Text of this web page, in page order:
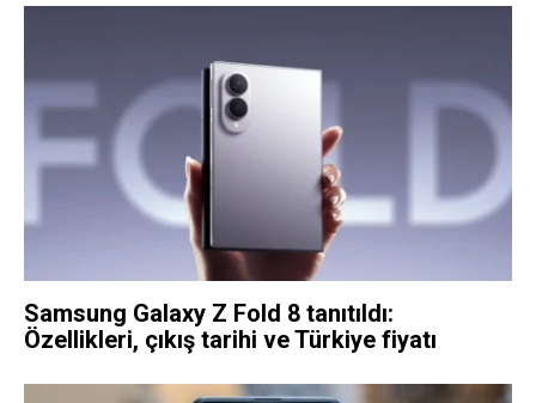
Samsung Galaxy Z Fold 8 tanıtıldı:
Özellikleri, çıkış tarihi ve Türkiye fiyatı